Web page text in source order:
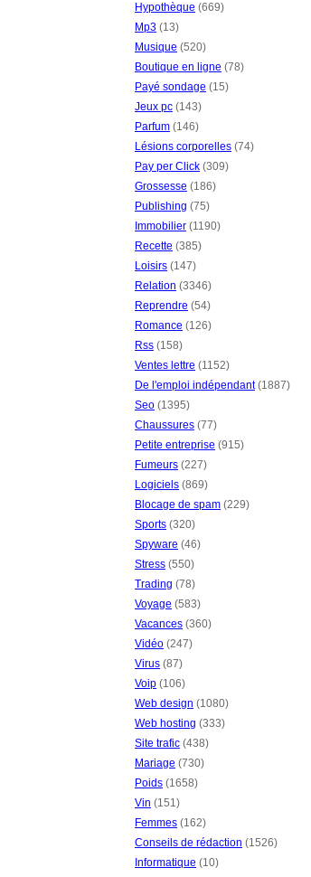
Hypothèque (669)
Mp3 (13)
Musique (520)
Boutique en ligne (78)
Payé sondage (15)
Jeux pc (143)
Parfum (146)
Lésions corporelles (74)
Pay per Click (309)
Grossesse (186)
Publishing (75)
Immobilier (1190)
Recette (385)
Loisirs (147)
Relation (3346)
Reprendre (54)
Romance (126)
Rss (158)
Ventes lettre (1152)
De l'emploi indépendant(1887)
Seo (1395)
Chaussures (77)
Petite entreprise (915)
Fumeurs (227)
Logiciels (869)
Blocage de spam (229)
Sports (320)
Spyware (46)
Stress (550)
Trading (78)
Voyage (583)
Vacances (360)
Vidéo (247)
Virus (87)
Voip (106)
Web design (1080)
Web hosting (333)
Site trafic (438)
Mariage (730)
Poids (1658)
Vin (151)
Femmes (162)
Conseils de rédaction (1526)
Informatique (10)